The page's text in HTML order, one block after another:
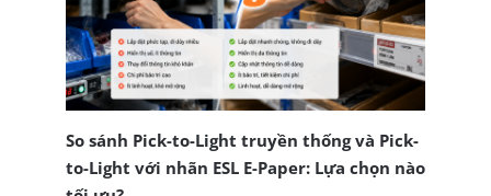
So sánh Pick-to-Light truyền thống và Pick-
to-Light với nhãn ESL E-Paper: Lựa chọn nào